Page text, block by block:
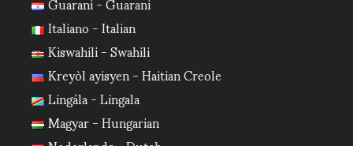
Italiano - Italian
Kiswahili - Swahili
Kreyòl ayisyen - Haitian Creole
Lingála - Lingala
Magyar - Hungarian